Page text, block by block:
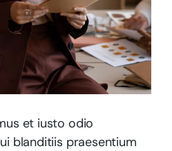
et iusto odio
blanditiis praesentium